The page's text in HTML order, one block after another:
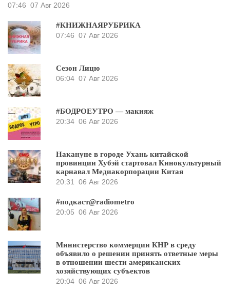
07:46 07 Авг 2026
#КНИЖНАЯРУБРИКА
07:46 07 Авг 2026
Сезон Лицю
06:04 07 Авг 2026
#БОДРОЕУТРО — макияж
20:34 06 Авг 2026
Накануне в городе Ухань китайской
провинции Хубэй стартовал Кинокультурный
карнавал Медиакорпорации Китая
20:31
06 Авг 2026
#подкаст@radiometro
20:05 06 Авг 2026
Министерство коммерции КНР в среду
объявило о решении принять ответные меры
в отношении шести американских
хозяйствующих субъектов
20:04 06 Авг 2026